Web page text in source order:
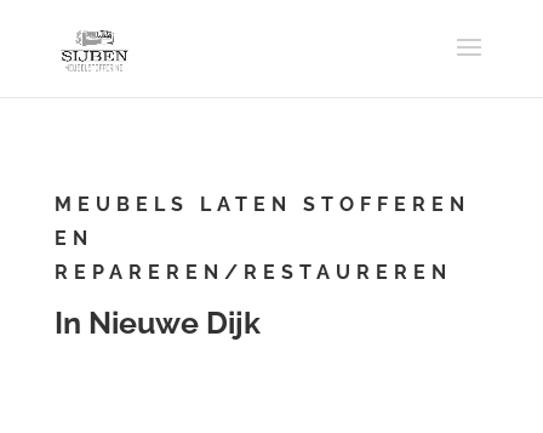
MEUBELS LATEN STOFFEREN
EN
REPAREREN/RESTAUREREN
In Nieuwe Dijk